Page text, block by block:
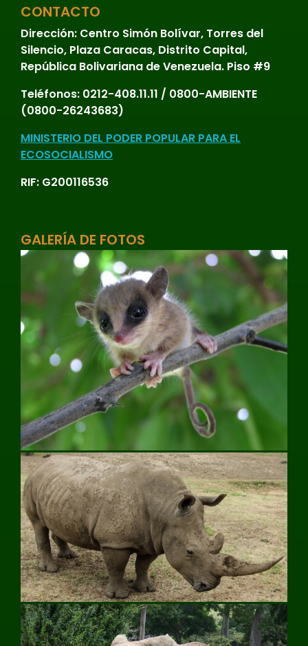
CONTACTO
Dirección: Centro Simón Bolívar, Torres del
Silencio, Plaza Caracas, Distrito Capital,
República Bolivariana de Venezuela. Piso #9
Teléfonos: 0212-408.11.11 / 0800-AMBIENTE
(0800-26243683)
MINISTERIO DEL PODER POPULAR PARA EL
ECOSOCIALISMO
RIF: G200116536
GALERÍA DE FOTOS